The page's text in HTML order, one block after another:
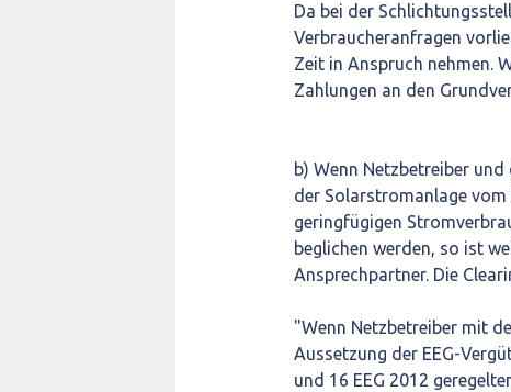
Da bei der
Verbraucheranfragen
Zeit in Anspruch nehmen.
Zahlungen an den
b) Wenn Netzbetreiber
der Solarstromanlage
geringfügigen
beglichen werden, so ist
Ansprechpartner. Die
"Wenn Netzbetreiber mit
Aussetzung der EEG-
und 16 EEG 2012